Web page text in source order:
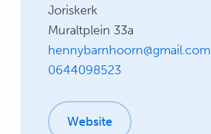
Joriskerk
Muraltplein 33a
hennybarnhoorn@gmail.com
0644098523
Website